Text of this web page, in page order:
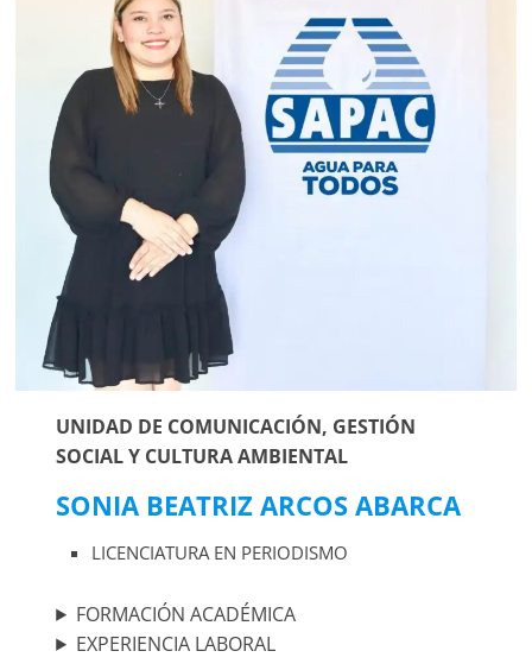
UNIDAD DE COMUNICACIÓN, GESTIÓN
SOCIAL Y CULTURA AMBIENTAL
SONIA BEATRIZ ARCOS ABARCA
LICENCIATURA EN PERIODISMO
FORMACIÓN ACADÉMICA
EXPERIENCIA LABORAL